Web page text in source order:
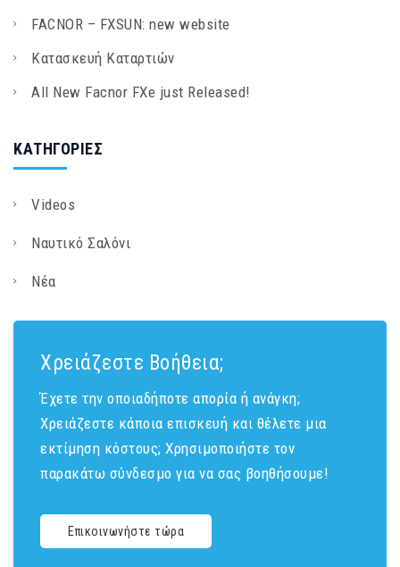
FACNOR – FXSUN: new website
Κατασκευή Καταρτιών
All New Facnor FXe just Released!
KΑΤΗΓΟΡΊΕΣ
Videos
Ναυτικό Σαλόνι
Νέα
Χρειάζεστε Βοήθεια;
Έχετε την οποιαδήποτε απορία ή ανάγκη;
Χρειάζεστε κάποια επισκευή και θέλετε μια
εκτίμηση κόστους; Χρησιμοποιήστε τον
παρακάτω σύνδεσμο για να σας βοηθήσουμε!
Επικοινωνήστε τώρα